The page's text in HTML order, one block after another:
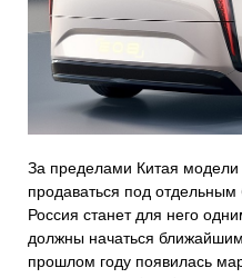
За пределами Китая
продаваться под
Россия станет для него
должны начаться
прошлом году появилась